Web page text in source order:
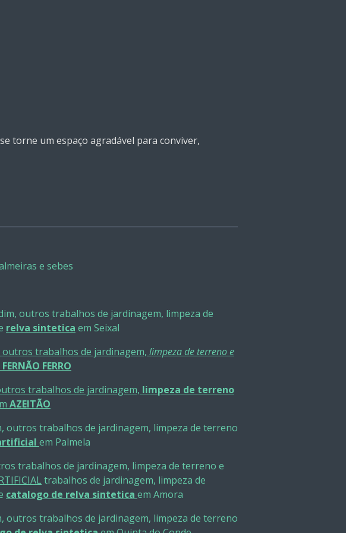
torne um espaço agradável para conviver,
e sebes
outros trabalhos de jardinagem, limpeza de
relva sintetica em Seixal
outros trabalhos de jardinagem, limpeza de terreno e
FERNÃO FERRO
trabalhos de jardinagem, limpeza de terreno
AZEITÃO
outros trabalhos de jardinagem, limpeza de terreno
em Palmela
trabalhos de jardinagem, limpeza de terreno e
trabalhos de jardinagem, limpeza de
catalogo de relva sintetica em Amora
outros trabalhos de jardinagem, limpeza de terreno